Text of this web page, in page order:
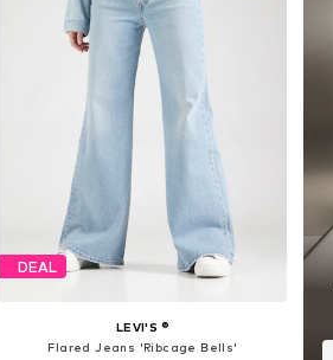
DEAL
LEVI'S ®
Flared Jeans 'Ribcage Bells'